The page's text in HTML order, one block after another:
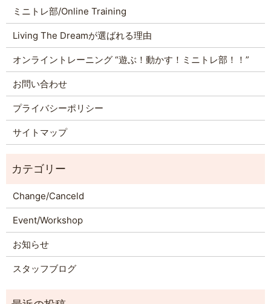
ミニトレ部/Online Training
Living The Dreamが選ばれる理由
オンライントレーニング “遊ぶ！動かす！ミニトレ部！！”
お問い合わせ
プライバシーポリシー
サイトマップ
Change/Canceld
Event/Workshop
お知らせ
スタッフブログ